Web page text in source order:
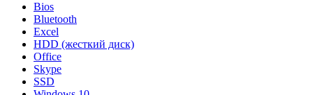
Bios
Bluetooth
Excel
HDD (жесткий диск)
Office
Skype
SSD